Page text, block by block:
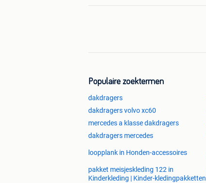
Populaire zoektermen
dakdragers
dakdragers volvo xc60
mercedes a klasse dakdragers
dakdragers mercedes
loopplank in Honden-accessoires
pakket meisjeskleding 122 in
Kinderkleding | Kinder-kledingpakketten